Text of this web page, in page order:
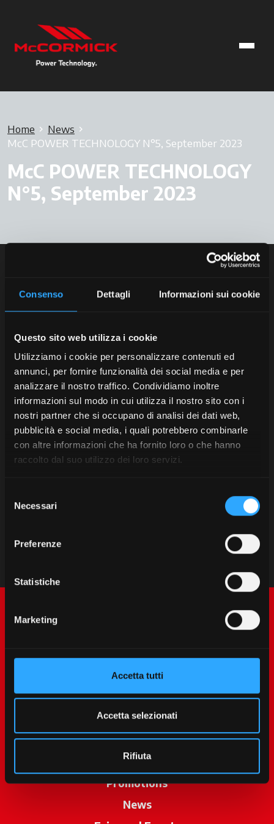
Consenso Dettagli Informazioni sui cookie
Questo sito web utilizza i cookie
Utilizziamo i cookie per personalizzare contenuti ed
annunci, per fornire funzionalità dei social media e per
analizzare il nostro traffico. Condividiamo inoltre
informazioni sul modo in cui utilizza il nostro sito con i
nostri partner che si occupano di analisi dei dati web,
pubblicità e social media, i quali potrebbero combinarle
con altre informazioni che ha fornito loro o che hanno
raccolto dal suo utilizzo dei loro servizi.
delNecessari
Preferenze
Statistiche
Marketing
Accetta tutti
Accetta selezionati
Rifiuta
Home
News
McC POWER TECHNOLOGY N°5, September 2023
McC POWER TECHNOLOGY
N°5, September 2023
McCormick World
Products
Services
Promotions
News